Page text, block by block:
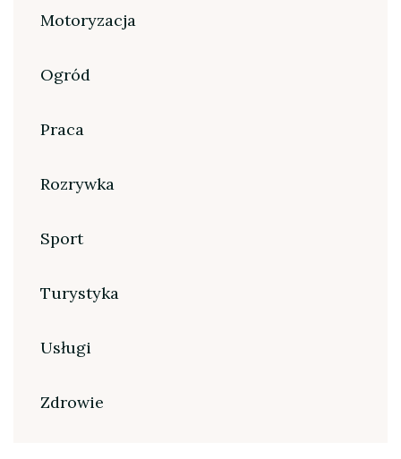
Motoryzacja
Ogród
Praca
Rozrywka
Sport
Turystyka
Usługi
Zdrowie